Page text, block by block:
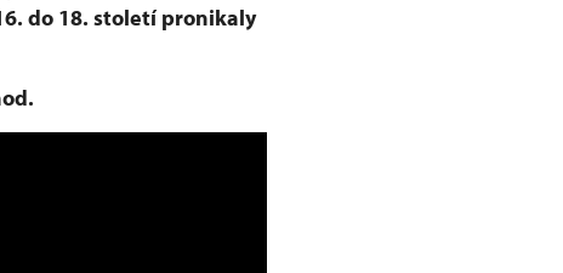
do 18. století pronikaly